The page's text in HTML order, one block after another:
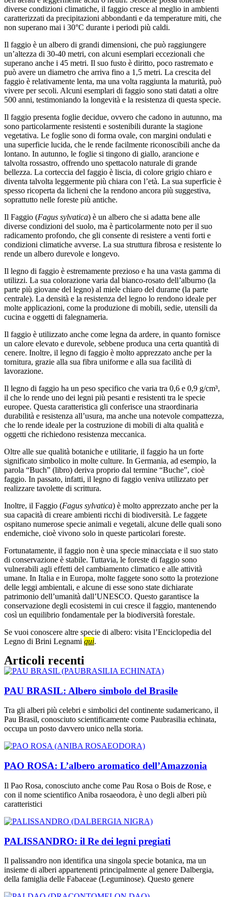
diverse condizioni climatiche, il faggio cresce al meglio in ambienti
caratterizzati da precipitazioni abbondanti e da temperature miti, che
non superano mai i 30°C durante i periodi più caldi.
Il faggio è un albero di grandi dimensioni, che può raggiungere
un’altezza di 30-40 metri, con alcuni esemplari eccezionali che
superano anche i 45 metri. Il suo fusto è diritto, poco rastremato e
può avere un diametro che arriva fino a 1,5 metri. La crescita del
faggio è relativamente lenta, ma una volta raggiunta la maturità, può
vivere per secoli. Alcuni esemplari di faggio sono stati datati a oltre
500 anni, testimoniando la longevità e la resistenza di questa specie.
Il faggio presenta foglie decidue, ovvero che cadono in autunno, ma
sono particolarmente resistenti e sostenibili durante la stagione
vegetativa. Le foglie sono di forma ovale, con margini ondulati e
una superficie lucida, che le rende facilmente riconoscibili anche da
lontano. In autunno, le foglie si tingono di giallo, arancione e
talvolta rossastro, offrendo uno spettacolo naturale di grande
bellezza. La corteccia del faggio è liscia, di colore grigio chiaro e
diventa talvolta leggermente più chiara con l’età. La sua superficie è
spesso ricoperta da licheni che la rendono ancora più suggestiva,
soprattutto nelle foreste più antiche.
Il Faggio (Fagus sylvatica) è un albero che si adatta bene alle
diverse condizioni del suolo, ma è particolarmente noto per il suo
radicamento profondo, che gli consente di resistere a venti forti e
condizioni climatiche avverse. La sua struttura fibrosa e resistente lo
rende un albero durevole e longevo.
Il legno di faggio è estremamente prezioso e ha una vasta gamma di
utilizzi. La sua colorazione varia dal bianco-rosato dell’alburno (la
parte più giovane del legno) al miele chiaro del durame (la parte
centrale). La densità e la resistenza del legno lo rendono ideale per
molte applicazioni, come la produzione di mobili, sedie, utensili da
cucina e oggetti di falegnameria.
Il faggio è utilizzato anche come legna da ardere, in quanto fornisce
un calore elevato e durevole, sebbene produca una certa quantità di
cenere. Inoltre, il legno di faggio è molto apprezzato anche per la
tornitura, grazie alla sua fibra uniforme e alla sua facilità di
lavorazione.
Il legno di faggio ha un peso specifico che varia tra 0,6 e 0,9 g/cm³,
il che lo rende uno dei legni più pesanti e resistenti tra le specie
europee. Questa caratteristica gli conferisce una straordinaria
durabilità e resistenza all’usura, ma anche una notevole compattezza,
che lo rende ideale per la costruzione di mobili di alta qualità e
oggetti che richiedono resistenza meccanica.
Oltre alle sue qualità botaniche e utilitarie, il faggio ha un forte
significato simbolico in molte culture. In Germania, ad esempio, la
parola “Buch” (libro) deriva proprio dal termine “Buche”, cioè
faggio. In passato, infatti, il legno di faggio veniva utilizzato per
realizzare tavolette di scrittura.
Inoltre, il Faggio (Fagus sylvatica) è molto apprezzato anche per la
sua capacità di creare ambienti ricchi di biodiversità. Le faggete
ospitano numerose specie animali e vegetali, alcune delle quali sono
endemiche, cioè vivono solo in queste particolari foreste.
Fortunatamente, il faggio non è una specie minacciata e il suo stato
di conservazione è stabile. Tuttavia, le foreste di faggio sono
vulnerabili agli effetti del cambiamento climatico e alle attività
umane. In Italia e in Europa, molte faggete sono sotto la protezione
delle leggi ambientali, e alcune di esse sono state dichiarate
patrimonio dell’umanità dall’UNESCO. Questo garantisce la
conservazione degli ecosistemi in cui cresce il faggio, mantenendo
così un equilibrio fondamentale per la biodiversità forestale.
Se vuoi conoscere altre specie di albero: visita l’Enciclopedia del
Legno di Brini Legnami qui.
Articoli recenti
PAU BRASIL: Albero simbolo del Brasile
Tra gli alberi più celebri e simbolici del continente sudamericano, il
Pau Brasil, conosciuto scientificamente come Paubrasilia echinata,
occupa un posto davvero unico nella storia.
PAO ROSA: L’albero aromatico dell’Amazzonia
Il Pao Rosa, conosciuto anche come Pau Rosa o Bois de Rose, e
con il nome scientifico Aniba rosaeodora, è uno degli alberi più
caratteristici
PALISSANDRO: il Re dei legni pregiati
Il palissandro non identifica una singola specie botanica, ma un
insieme di alberi appartenenti principalmente al genere Dalbergia,
della famiglia delle Fabaceae (Leguminose). Questo genere